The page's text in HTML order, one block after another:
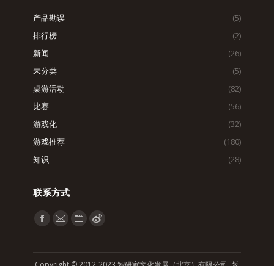
产品勘误
(5)
排行榜
(2)
新闻
(26)
未分类
(5)
桌游活动
(82)
比赛
(56)
游戏化
(32)
游戏推荐
(180)
知识
(28)
联系方式
找到我们：
Facebook
Mail WebsiteWeibo